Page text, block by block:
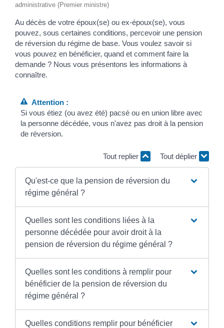
administrative (Premier ministre)
Au décès de votre époux(se) ou ex-époux(se), vous
pouvez, sous certaines conditions, percevoir une pension
de réversion du régime de base. Vous voulez savoir si
vous pouvez en bénéficier, quand et comment faire la
demande ? Nous vous présentons les informations à
connaître.
Attention :
Si vous étiez (ou avez été) pacsé ou en union libre avec
la personne décédée, vous n'avez pas droit à la pension
de réversion.
Tout replier Tout déplier
Qu'est-ce que la pension de réversion du
régime général ?
Quelles sont les conditions liées à la
personne décédée pour avoir droit à la
pension de réversion du régime général ?
Quelles sont les conditions à remplir pour
bénéficier de la pension de réversion du
régime général ?
Quelles conditions remplir pour bénéficier